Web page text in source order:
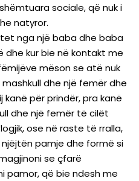
sociale, që nuk i
natyror.
nga një baba dhe baba
dhe kur bie në kontakt me
mëson se atë nuk
dhe një femër dhe
për prindër, pra kanë
dhe një femër të cilët
ose në raste të rralla,
pamje dhe formë si
se çfarë
pamor, që bie ndesh me